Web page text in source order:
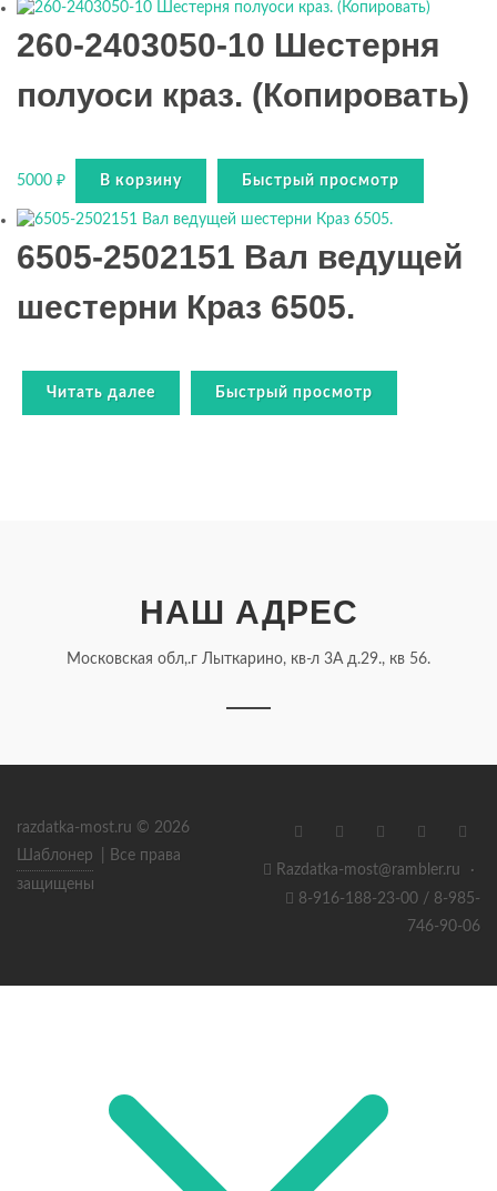
260-2403050-10 Шестерня
полуоси краз. (Копировать)
5000 ₽ В корзину Быстрый просмотр
6505-2502151 Вал ведущей
шестерни Краз 6505.
Читать далее Быстрый просмотр
НАШ АДРЕС
Московская обл,.г Лыткарино, кв-л 3А д.29., кв 56.
razdatka-most.ru © 2026
Шаблонер
| Все права
защищены
Razdatka-most@rambler.ru
·
8-916-188-23-00 / 8-985-
746-90-06